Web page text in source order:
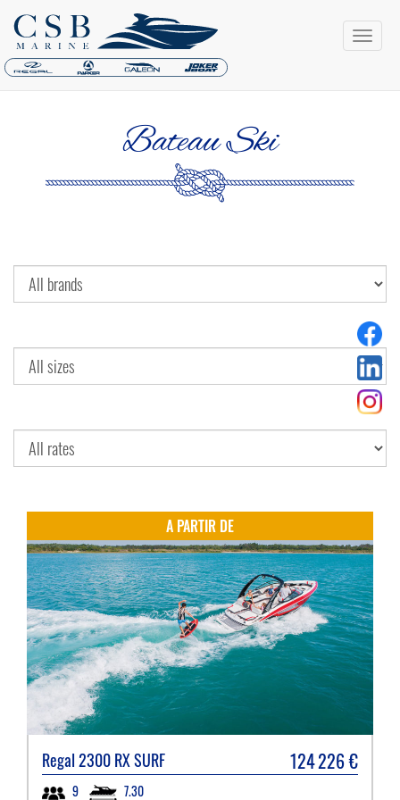
Bateau Ski
A PARTIR DE
Regal2300 RX SURF 124 226€
9
7.30